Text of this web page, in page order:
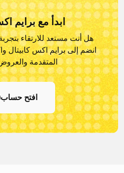
ابدأ مع برايم
هل أنت مستعد للارتقاء
انضم إلى برايم اكس كابيتال و
المتقدمة
افتح حساب